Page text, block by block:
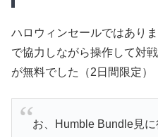
ハロウィンセールではあり
で協力しながら操作して対
が無料でした（2日間限定）
お、Humble Bundle見